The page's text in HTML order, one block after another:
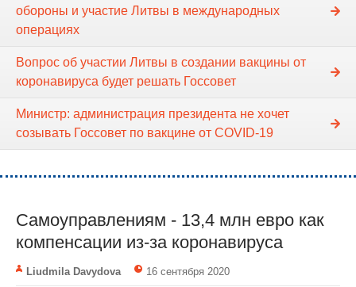
обороны и участие Литвы в международных
операциях
Вопрос об участии Литвы в создании вакцины от
коронавируса будет решать Госсовет
Министр: администрация президента не хочет
созывать Госсовет по вакцине от COVID-19
Cамоуправлениям - 13,4 млн евро как
компенсации из-за коронавируса
Liudmila Davydova 16 сентября 2020